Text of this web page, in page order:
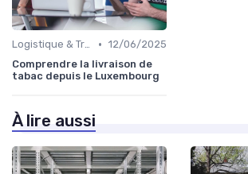
Logistique & Transport • 12/06/2025
Comprendre la livraison de
tabac depuis le Luxembourg
À lire aussi